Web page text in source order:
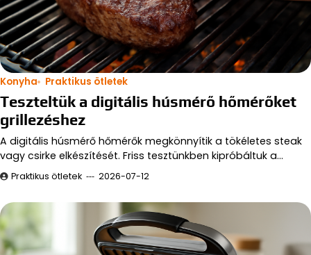
Konyha Praktikus ötletek
Teszteltük a digitális húsmérő hőmérőket
grillezéshez
A digitális húsmérő hőmérők megkönnyítik a tökéletes steak
vagy csirke elkészítését. Friss tesztünkben kipróbáltuk a…
Praktikus ötletek 2026-07-12